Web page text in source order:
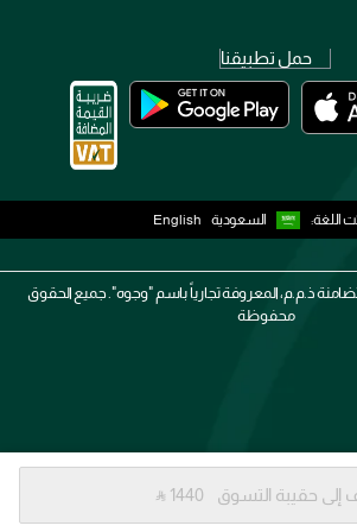
إلى حقيبة التسوق ‎ ⃁ ⁦1440⁩ ‎
حمل تطبيقنا
اللغة: السعودية English
ذ.م.م، المعروفة تجارياً باسم "وجوه". جميع الحقوق
محفوظة